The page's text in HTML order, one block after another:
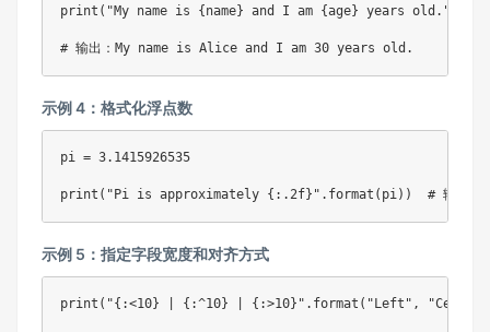
print ( "My name is {name} and I am {age} years old."
# 输出：My name is Alice and I am 30 years old.
示例 4：格式化浮点数
pi = 3.1415926535
print ( "Pi is approximately {:.2f}" . format ( pi) ) # 输出
示例 5：指定字段宽度和对齐方式
print ( "{:<10} | {:^10} | {:>10}" . format ( "Left" , "Center"